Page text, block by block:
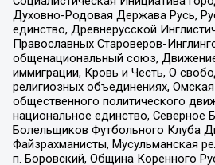
Духовно-Родовая Держава Русь,
единство, Древнерусской
Православных Староверов-
общенациональный союз,
иммиграции, Кровь и Честь, О
религиозных объединениях,
общественного политического
национальное единство, Северное
Болельщиков Футбольного Клуба
Файзрахманисты, Мусульманская
п. Боровский, Община Коренного